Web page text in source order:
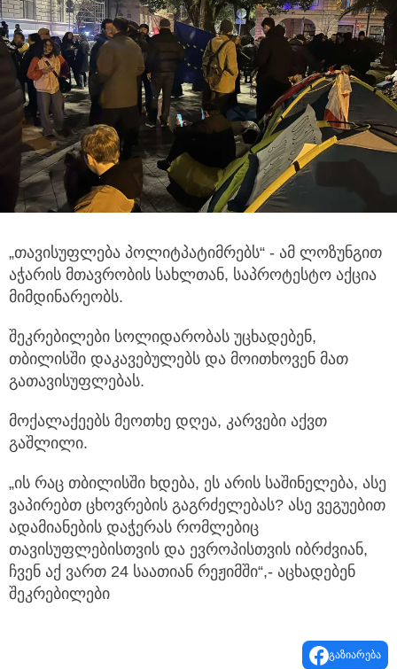
„თავისუფლება პოლიტპატიმრებს“ - ამ ლოზუნგით
აჭარის მთავრობის სახლთან, საპროტესტო აქცია
მიმდინარეობს.
შეკრებილები სოლიდარობას უცხადებენ,
თბილისში დაკავებულებს და მოითხოვენ მათ
გათავისუფლებას.
მოქალაქეებს მეოთხე დღეა, კარვები აქვთ
გაშლილი.
„ის რაც თბილისში ხდება, ეს არის საშინელება, ასე
ვაპირებთ ცხოვრების გაგრძელებას? ასე ვეგუებით
ადამიანების დაჭერას რომლებიც
თავისუფლებისთვის და ევროპისთვის იბრძვიან,
ჩვენ აქ ვართ 24 საათიან რეჟიმში“,- აცხადებენ
შეკრებილები
გაზიარება